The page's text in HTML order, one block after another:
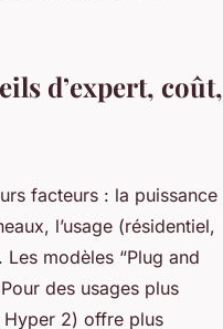
d’expert, coût,
facteurs : la puissance
l’usage (résidentiel,
modèles “Plug and
des usages plus
Hyper 2) offre plus